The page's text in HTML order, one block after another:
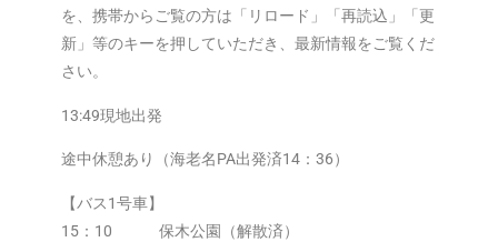
を、携帯からご覧の方は「リロード」「再読込」「更
新」等のキーを押していただき、最新情報をご覧くだ
さい。
13:49現地出発
途中休憩あり（海老名PA出発済14：36）
【バス1号車】
15：10 保木公園（解散済）